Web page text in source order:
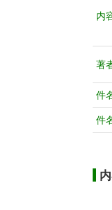
内
著
件
件